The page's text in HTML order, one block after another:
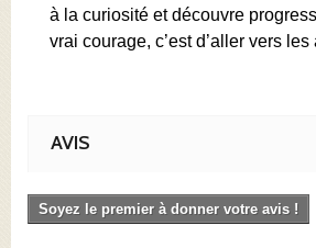
à la curiosité et découvre
vrai courage, c’est d’aller vers les
AVIS
Soyez le premier à donner votre avis !